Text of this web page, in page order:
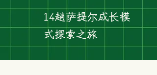
14趟萨提尔成长模
式探索之旅